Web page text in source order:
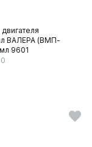
ВАЛЕРА (ВМП-
9601